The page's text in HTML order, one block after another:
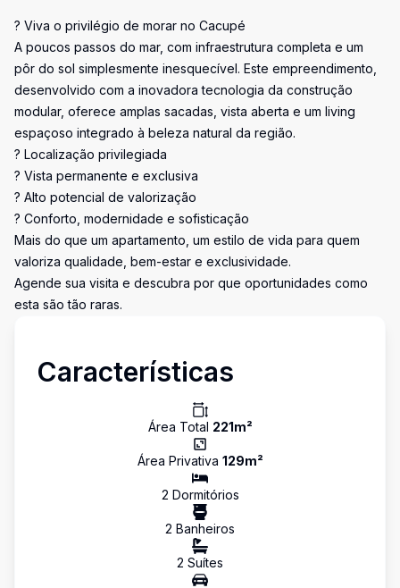
? Viva o privilégio de morar no Cacupé
A poucos passos do mar, com infraestrutura completa e um
pôr do sol simplesmente inesquecível. Este empreendimento,
desenvolvido com a inovadora tecnologia da construção
modular, oferece amplas sacadas, vista aberta e um living
espaçoso integrado à beleza natural da região.
? Localização privilegiada
? Vista permanente e exclusiva
? Alto potencial de valorização
? Conforto, modernidade e sofisticação
Mais do que um apartamento, um estilo de vida para quem
valoriza qualidade, bem-estar e exclusividade.
Agende sua visita e descubra por que oportunidades como
esta são tão raras.
Características
Área Total 221m²
Área Privativa 129m²
2 Dormitórios
2 Banheiros
2 Suítes